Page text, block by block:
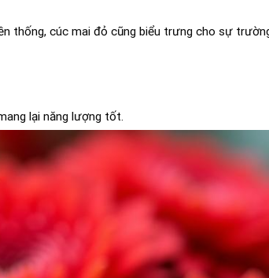
thống, cúc mai đỏ cũng biểu trưng cho sự
lại năng lượng tốt.